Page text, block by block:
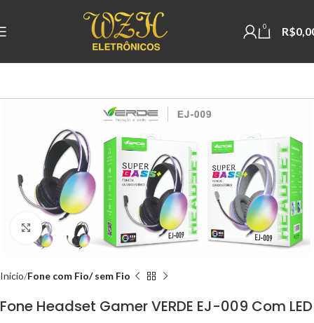
0 R$
Clique para ampliar
Início Fone com Fio/ sem Fio
Fone Headset Gamer VERDE EJ-009 Com LED